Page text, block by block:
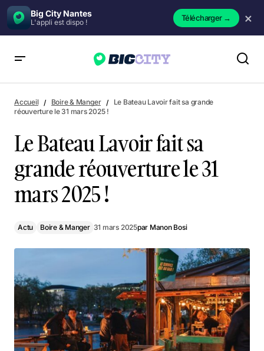
Big City Nantes
L'appli est dispo ! Télécharger→ ×
Accueil Boire & Manger
Le Bateau Lavoir fait sa grande
réouverture le 31 mars 2025 !
Le Bateau Lavoir fait sa
grande réouverture le 31
mars 2025 !
Actu Boire & Manger 31 mars 2025par Manon Bosi